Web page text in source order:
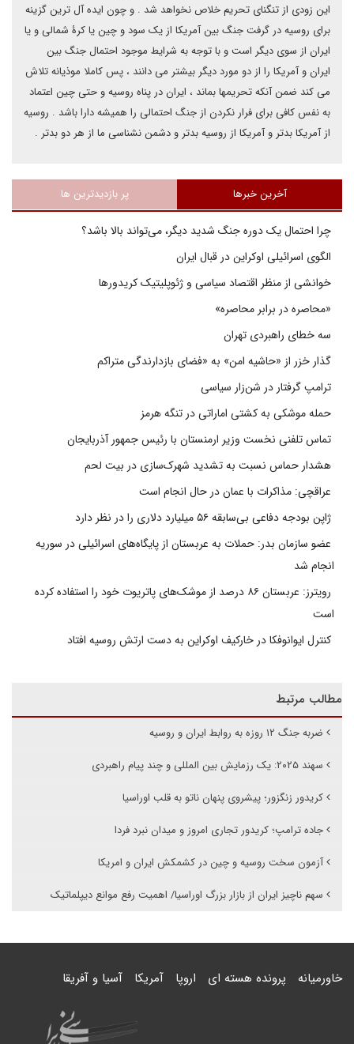
این زودی از تنگنای تحریم خلاص نخواهد شد . و چون ایده آل ترین گزینه
برای روسیه در گرفت جنگ بین آمریکا از یک سود و چین یا کرۀ شمالی و یا
ایران از سوی دیگر است و با توجه به شرایط موجود احتمال جنگ بین
ایران و آمریکا را از دو مورد دیگر بیشتر می دانند ، پس کاملا موذیانه تلاش
می کند ضمن آنکه تحریمها بماند ، ایران در پناه روسیه و حتی چین اعتماد
به نفس کافی برای فرار نکردن از جنگ احتمالی را همیشه دارا باشد . روسیه
از آمریکا بدتر و آمریکا از روسیه بدتر و دشمن نشناسی ما از هر دو بدتر .
آخرین خبرها پر بازدیدترین ها
چرا احتمال یک دوره جنگ شدید دیگر، می‌تواند بالا باشد؟
الگوی اسرائیلی اوکراین در قبال ایران
خوانشی از منظر اقتصاد سیاسی و ژئوپلیتیک کریدورها
«محاصره در برابر محاصره»
سه خطای راهبردی تهران
گذار خزر از «حاشیه امن» به «فضای بازدارندگی متراکم
ترامپ گرفتار در شن‌زار سیاسی
حمله موشکی به کشتی اماراتی در تنگه هرمز
تماس تلفنی نخست وزیر ارمنستان با رئیس جمهور آذربایجان
هشدار حماس نسبت به تشدید شهرک‌سازی در بیت‌ لحم
عراقچی: مذاکرات با عمان در حال انجام است
ژاپن بودجه دفاعی بی‌سابقه ۵۶ میلیارد دلاری را در نظر دارد
عضو سازمان بدر: حملات به عربستان از پایگاه‌های اسرائیلی در سوریه
انجام شد
رویترز: عربستان ۸۶ درصد از موشک‌های پاتریوت خود را استفاده کرده
است
کنترل ایوانوفکا در خارکیف اوکراین به دست ارتش روسیه افتاد
مطالب مرتبط
ضربه جنگ ۱۲ روزه به روابط ایران و روسیه
سهند ۲۰۲۵: یک رزمایش بین المللی و چند پیام راهبردی
کریدور زنگزور؛ پیشروی پنهان ناتو به قلب اوراسیا
جاده ترامپ؛ کریدور تجاری امروز و میدان نبرد فردا
آزمون سخت روسیه و چین در کشمکش ایران و امریکا
سهم ناچیز ایران از بازار بزرگ اوراسیا/ اهمیت رفع موانع دیپلماتیک
خاورمیانه پرونده هسته ای اروپا آمریکا آسیا و آفریقا